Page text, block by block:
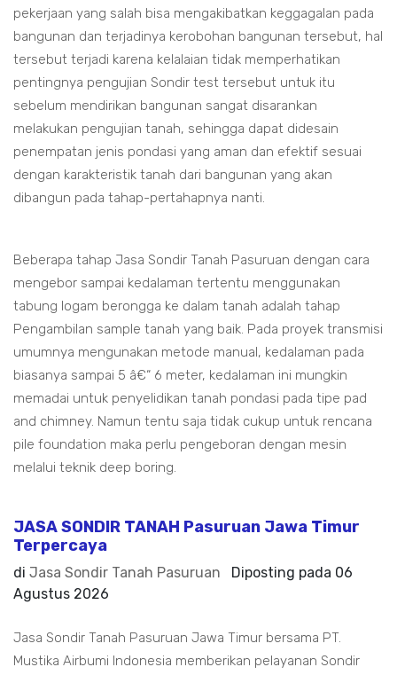
pekerjaan yang salah bisa mengakibatkan keggagalan pada
bangunan dan terjadinya kerobohan bangunan tersebut, hal
tersebut terjadi karena kelalaian tidak memperhatikan
pentingnya pengujian Sondir test tersebut untuk itu
sebelum mendirikan bangunan sangat disarankan
melakukan pengujian tanah, sehingga dapat didesain
penempatan jenis pondasi yang aman dan efektif sesuai
dengan karakteristik tanah dari bangunan yang akan
dibangun pada tahap-pertahapnya nanti.
Beberapa tahap Jasa Sondir Tanah Pasuruan dengan cara
mengebor sampai kedalaman tertentu menggunakan
tabung logam berongga ke dalam tanah adalah tahap
Pengambilan sample tanah yang baik. Pada proyek transmisi
umumnya mengunakan metode manual, kedalaman pada
biasanya sampai 5 â€“ 6 meter, kedalaman ini mungkin
memadai untuk penyelidikan tanah pondasi pada tipe pad
and chimney. Namun tentu saja tidak cukup untuk rencana
pile foundation maka perlu pengeboran dengan mesin
melalui teknik deep boring.
JASA SONDIR TANAH Pasuruan Jawa Timur
Terpercaya
di Jasa Sondir Tanah Pasuruan Diposting pada 06
Agustus 2026
Jasa Sondir Tanah Pasuruan Jawa Timur bersama PT.
Mustika Airbumi Indonesia memberikan pelayanan Sondir